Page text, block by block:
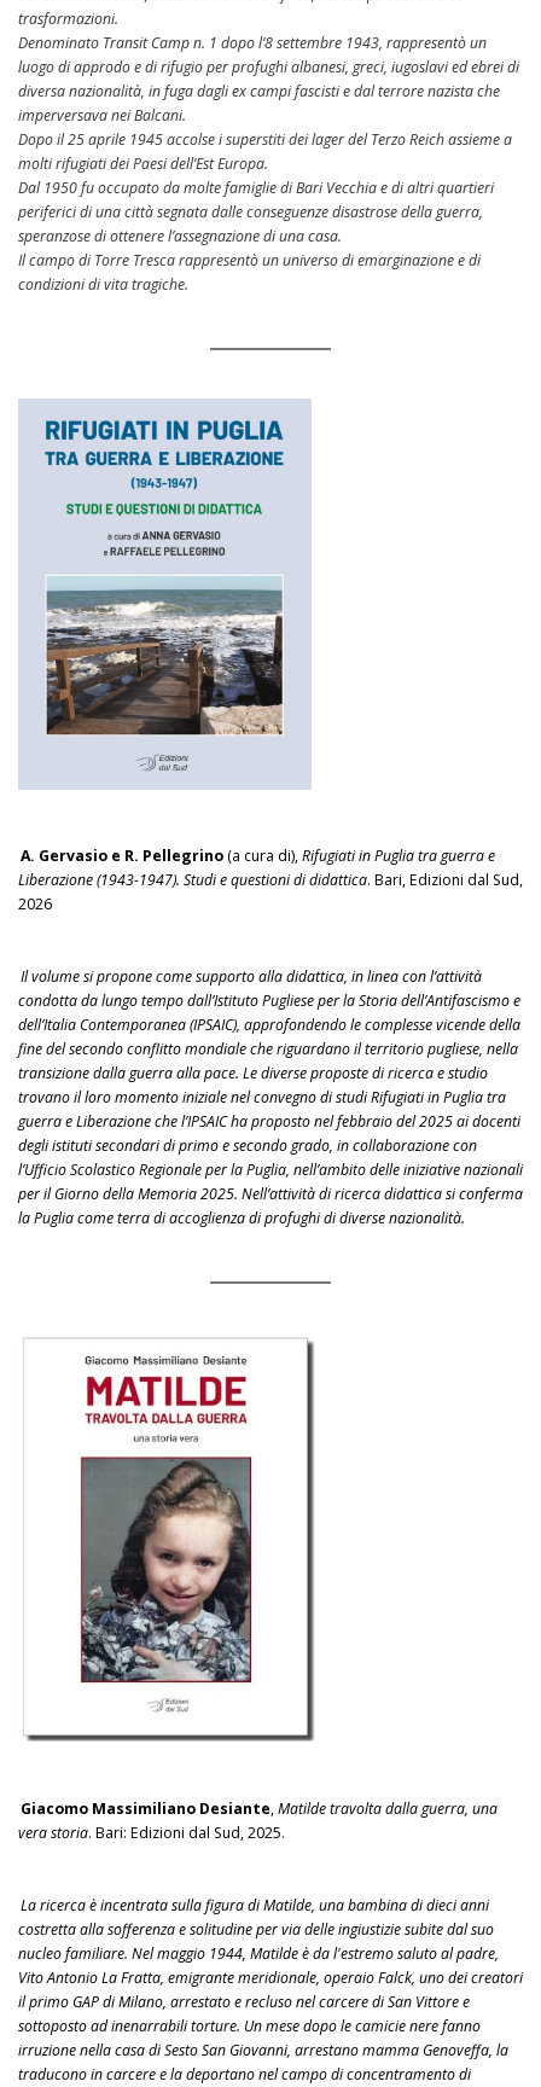
trasformazioni.
Denominato Transit Camp n. 1 dopo l’8 settembre 1943, rappresentò un
luogo di approdo e di rifugio per profughi albanesi, greci, iugoslavi ed ebrei di
diversa nazionalità, in fuga dagli ex campi fascisti e dal terrore nazista che
imperversava nei Balcani.
Dopo il 25 aprile 1945 accolse i superstiti dei lager del Terzo Reich assieme a
molti rifugiati dei Paesi dell’Est Europa.
Dal 1950 fu occupato da molte famiglie di Bari Vecchia e di altri quartieri
periferici di una città segnata dalle conseguenze disastrose della guerra,
speranzose di ottenere l’assegnazione di una casa.
Il campo di Torre Tresca rappresentò un universo di emarginazione e di
condizioni di vita tragiche.
A. Gervasio e R. Pellegrino (a cura di),Rifugiati in Puglia tra guerra e
Liberazione (1943-1947). Studi e questioni di didattica. Bari, Edizioni dal Sud,
2026
Il volume si propone come supporto alla didattica, in linea con l’attività
condotta da lungo tempo dall’Istituto Pugliese per la Storia dell’Antifascismo e
dell’Italia Contemporanea (IPSAIC), approfondendo le complesse vicende della
fine del secondo conflitto mondiale che riguardano il territorio pugliese, nella
transizione dalla guerra alla pace. Le diverse proposte di ricerca e studio
trovano il loro momento iniziale nel convegno di studi Rifugiati in Puglia tra
guerra e Liberazione che l’IPSAIC ha proposto nel febbraio del 2025 ai docenti
degli istituti secondari di primo e secondo grado, in collaborazione con
l’Ufficio Scolastico Regionale per la Puglia, nell’ambito delle iniziative nazionali
per il Giorno della Memoria 2025. Nell’attività di ricerca didattica si conferma
la Puglia come terra di accoglienza di profughi di diverse nazionalità.
Giacomo Massimiliano Desiante,Matilde travolta dalla guerra, una
vera storia. Bari: Edizioni dal Sud, 2025.
La ricerca è incentrata sulla figura di Matilde, una bambina di dieci anni
costretta alla sofferenza e solitudine per via delle ingiustizie subite dal suo
nucleo familiare. Nel maggio 1944, Matilde è da l'estremo saluto al padre,
Vito Antonio La Fratta, emigrante meridionale, operaio Falck, uno dei creatori
il primo GAP di Milano, arrestato e recluso nel carcere di San Vittore e
sottoposto ad inenarrabili torture. Un mese dopo le camicie nere fanno
irruzione nella casa di Sesto San Giovanni, arrestano mamma Genoveffa, la
traducono in carcere e la deportano nel campo di concentramento di